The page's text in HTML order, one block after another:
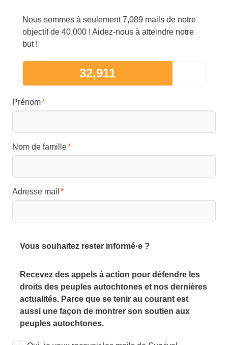
Nous sommes à seulement 7,089 mails de notre
objectif de 40,000 ! Aidez-nous à atteindre notre
but !
32,911
Prénom
Nom de famille
Adresse mail
Vous souhaitez rester informé·e ?
Recevez des appels à action pour défendre les
droits des peuples autochtones et nos dernières
actualités. Parce que se tenir au courant est
aussi une façon de montrer son soutien aux
peuples autochtones.